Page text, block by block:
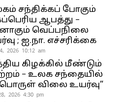
சந்திக்கப் போகும்
ஆபத்து –
வெப்பநிலை
; ஐ.நா. எச்சரிக்கை
2026 10:12 am
கிழக்கில் மீண்டும்
– உலக சந்தையில்
விலை உயர்வு”
2026 4:30 pm